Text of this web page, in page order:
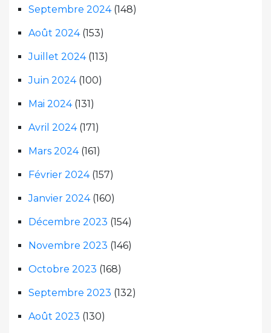
Septembre 2024(148)
Août 2024(153)
Juillet 2024(113)
Juin 2024(100)
Mai 2024(131)
Avril 2024(171)
Mars 2024(161)
Février 2024(157)
Janvier 2024(160)
Décembre 2023 (154)
Novembre 2023 (146)
Octobre 2023 (168)
Septembre 2023 (132)
Août 2023 (130)